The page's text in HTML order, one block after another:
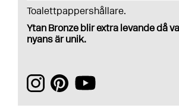
Toalettpappershållare.
Ytan Bronze blir extra levande då
nyans är unik.